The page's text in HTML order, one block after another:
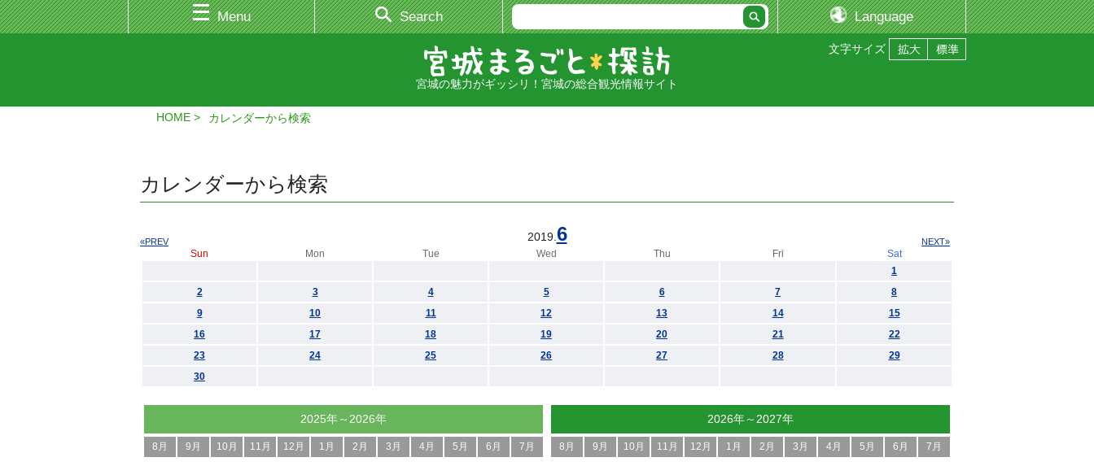
Menu Search Language
文字サイズ
宮城の魅力がギッシリ！宮城の総合観光情報サイト
HOME カレンダーから検索
カレンダーから検索
2019. 6
«PREV NEXT»
Sun Mon Tue Wed Thu Fri
Sat
1
2
3 4 5 6 7
8
9
10 11 12 13 14
15
16
17 18 19 20 21
22
23
24 25 26 27 28
29
30
2025年～2026年
8月 9月 10月 11月 12月 1月 2月 3月 4月 5月 6月 7月
2026年～2027年
8月 9月 10月 11月 12月 1月 2月 3月 4月 5月 6月 7月